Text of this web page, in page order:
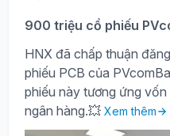
900 triệu cổ phiếu
HNX đã chấp thuận
phiếu PCB của
phiếu này tương ứng
ngân hàng.💥 Xem thêm